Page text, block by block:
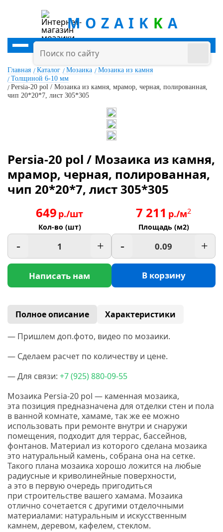
MOZAIK K A
Главная Каталог Мозаика
Мозаика из камня
Толщиной 6-10 мм
Persia-20 pol / Мозаика из камня, мрамор, черная, полированная,
чип 20*20*7, лист 305*305
Persia-20 pol / Мозаика из камня,
мрамор, черная, полированная,
чип 20*20*7, лист 305*305
649 р./шт
Кол-во (шт)
- +
Написать нам
7 211 р./м2
Площадь (м2)
- +
В корзину
Полное описание
Характеристики
— Пришлем доп.фото, видео по мозаики.
— Сделаем расчет по количеству и цене.
— Для связи: +7(925) 880-09-55
Мозаика Persia-20 pol — каменная мозаика,
эта позиция предназначена для отделки стен и пола
в ванной комнате, хамаме, так же ее можно
использовать при ремонте внутри и снаружи
помещения, подходит для террас, бассейнов,
фонтанов. Материал из которого сделана мозаика
это натуральный камень, собрана она на сетке.
Такого плана мозаика хорошо ложится на любые
радиусные и криволинейные поверхности,
а это в первую очередь пригодиться
при строительстве вашего хамама. Мозаика
отлично сочетается с другими отделочными
материалами: натуральным и искусственным
камнем, деревом, кафелем, стеклом.